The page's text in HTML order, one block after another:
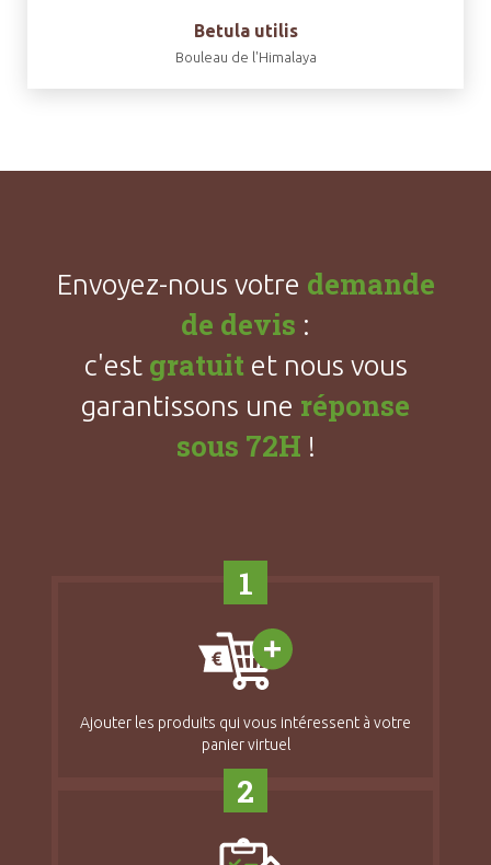
Betula utilis
Bouleau de l'Himalaya
Envoyez-nous votre demande
de devis :
c'est gratuit et nous vous
garantissons une réponse
sous 72H !
1
Ajouter les produits qui vous intéressent à votre
panier virtuel
2